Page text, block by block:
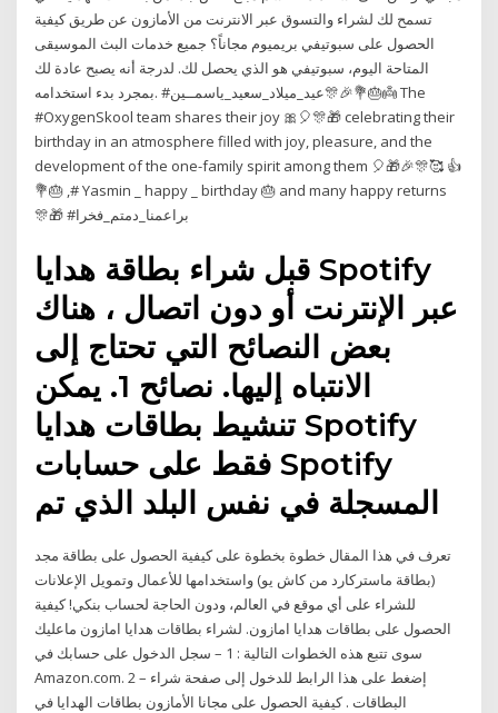
تسمح لك لشراء والتسوق عبر الانترنت من الأمازون عن طريق كيفية
الحصول على سبوتيفي بريميوم مجاناً؟ جميع خدمات البث الموسيقى
المتاحة اليوم، سبوتيفي هو الذي يحصل لك. لدرجة أنه يصبح عادة لك
بمجرد بدء استخدامه. ‎#عيد_ميلاد_سعيد_ياسمــين🎊🎉💐🎂👼 The
#OxygenSkool team shares their joy 🎀🎈🎊🎁 celebrating their
birthday in an atmosphere filled with joy, pleasure, and the
development of the one-family spirit among them 🎈🎁🎉🎊🥰 👍
💐🎂 ,# Yasmin _ happy _ birthday 🎂 and many happy returns
🎊🎁 ‎#براعمنا_دمتم_فخرا
قبل شراء بطاقة هدايا Spotify
عبر الإنترنت أو دون اتصال ، هناك
بعض النصائح التي تحتاج إلى
الانتباه إليها. نصائح 1. يمكن
تنشيط بطاقات هدايا Spotify
فقط على حسابات Spotify
المسجلة في نفس البلد الذي تم
تعرف في هذا المقال خطوة بخطوة على كيفية الحصول على بطاقة مجد
(بطاقة ماستركارد من كاش يو) واستخدامها للأعمال وتمويل الإعلانات
للشراء على أي موقع في العالم، ودون الحاجة لحساب بنكي! كيفية
الحصول على بطاقات هدايا امازون. لشراء بطاقات هدايا امازون ماعليك
سوى تتبع هذه الخطوات التالية : 1 – سجل الدخول على حسابك في
Amazon.com. 2 – إضغط على هذا الرابط للدخول إلى صفحة شراء
البطاقات . كيفية الحصول على مجانا الأمازون بطاقات الهدايا في